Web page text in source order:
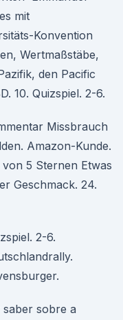
mit
Konvention
Wertmaßstäbe,
den Pacific
10. Quizspiel. 2-6.
Missbrauch
Amazon-Kunde.
5 Sternen Etwas
Geschmack. 24.
2-6.
sobre a